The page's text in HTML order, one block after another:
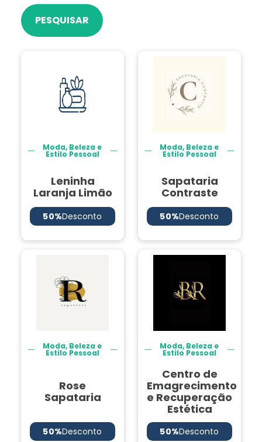
PESQUISAR
Moda, Beleza e
Estilo Pessoal
Leninha
Laranja Limão
50%Desconto
Moda, Beleza e
Estilo Pessoal
Sapataria
Contraste
50%Desconto
Moda, Beleza e
Estilo Pessoal
Rose
Sapataria
50%Desconto
Moda, Beleza e
Estilo Pessoal
Centro de
Emagrecimento
e Recuperação
Estética
50%Desconto